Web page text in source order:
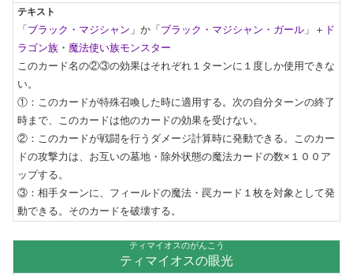
「 ブラック・マジシャン 」か「 ブラック・マジシャン・ガール 」＋ ド
ラゴン族 ・ 魔法使い族モンスター
このカード名の②③の効果はそれぞれ１ターンに１度しか使用できな
い。
①：このカードが特殊召喚した時に適用する。次の自分ターンの終了
時まで、このカードは他のカードの効果を受けない。
②：このカードが戦闘を行うダメージ計算時に発動できる。このカー
ドの攻撃力は、お互いの墓地・除外状態の魔法カードの数×１００ア
ップする。
③：相手ターンに、フィールドの魔法・罠カード１枚を対象として発
動できる。そのカードを破壊する。
ティマイオスのがんこう
ティマイオスの眼光